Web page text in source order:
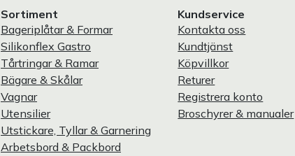
Sortiment
Bageriplåtar & Formar
Silikonflex Gastro
Tårtringar & Ramar
Bägare & Skålar
Vagnar
Utensilier
Utstickare, Tyllar & Garnering
Arbetsbord & Packbord
Kundservice
Kontakta oss
Kundtjänst
Köpvillkor
Returer
Registrera konto
Broschyrer & manualer